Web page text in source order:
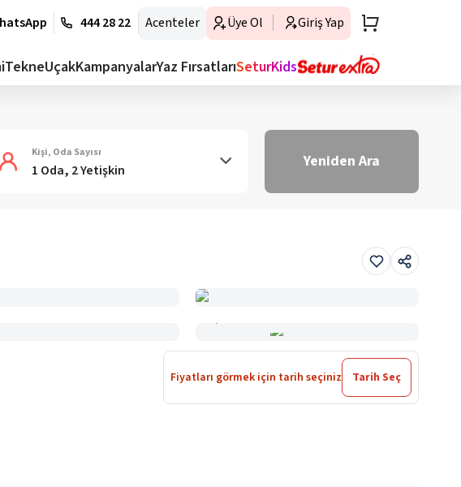
444 28 22 Acenteler Üye Ol Giriş Yap
TekneUçakKampanyalarYaz FırsatlarıSeturKids
Kişi, Oda Sayısı
1 Oda, 2 Yetişkin Yeniden Ara
Fiyatları görmek için tarih seçiniz Tarih Seç